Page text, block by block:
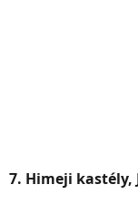
7. Himeji kastély,